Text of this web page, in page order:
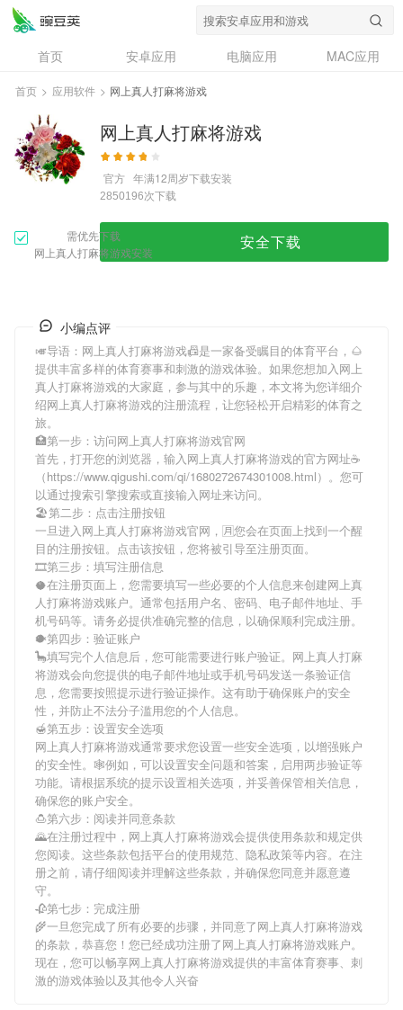
首页 安卓应用 电脑应用
MAC应用
资讯
专题
问答
首页 > 应用软件 > 网上真人打麻将游戏
网上真人打麻将游戏
官方 年满12周岁下载安装
2850196次下载
需优先下载
网上真人打麻将游戏安装
安全下载
小编点评
🎺导语： 网上真人打麻将游戏📠是一家备受瞩目的体育平台，🌰
提供丰富多样的体育赛事和刺激的游戏体验。如果您想加入网上
真人打麻将游戏的大家庭，参与其中的乐趣，本文将为您详细介
绍网上真人打麻将游戏的注册流程，让您轻松开启精彩的体育之
旅。
🏥第一步：访问网上真人打麻将游戏官网
首先，打开您的浏览器，输入网上真人打麻将游戏的官方网址☕
（https://www.qigushi.com/qi/1680272674301008.html）。您可
以通过搜索引擎搜索或直接输入网址来访问。
🏖第二步：点击注册按钮
一旦进入网上真人打麻将游戏官网，🈷您会在页面上找到一个醒
目的注册按钮。点击该按钮，您将被引导至注册页面。
🎞第三步：填写注册信息
🥥在注册页面上，您需要填写一些必要的个人信息来创建网上真
人打麻将游戏账户。通常包括用户名、密码、电子邮件地址、手
机号码等。请务必提供准确完整的信息，以确保顺利完成注册。
🐡第四步：验证账户
🦕填写完个人信息后，您可能需要进行账户验证。 网上真人打麻
将游戏会向您提供的电子邮件地址或手机号码发送一条验证信
息，您需要按照提示进行验证操作。这有助于确保账户的安全
性，并防止不法分子滥用您的个人信息。
🍯第五步：设置安全选项
网上真人打麻将游戏通常要求您设置一些安全选项，以增强账户
的安全性。🕸例如，可以设置安全问题和答案，启用两步验证等
功能。请根据系统的提示设置相关选项，并妥善保管相关信息，
确保您的账户安全。
🍮第六步：阅读并同意条款
🌄在注册过程中， 网上真人打麻将游戏会提供使用条款和规定供
您阅读。这些条款包括平台的使用规范、隐私政策等内容。在注
册之前，请仔细阅读并理解这些条款，并确保您同意并愿意遵
守。
🥀第七步：完成注册
🌾一旦您完成了所有必要的步骤，并同意了网上真人打麻将游戏
的条款，恭喜您！您已经成功注册了网上真人打麻将游戏账户。
现在，您可以畅享网上真人打麻将游戏提供的丰富体育赛事、刺
激的游戏体验以及其他令人兴奋